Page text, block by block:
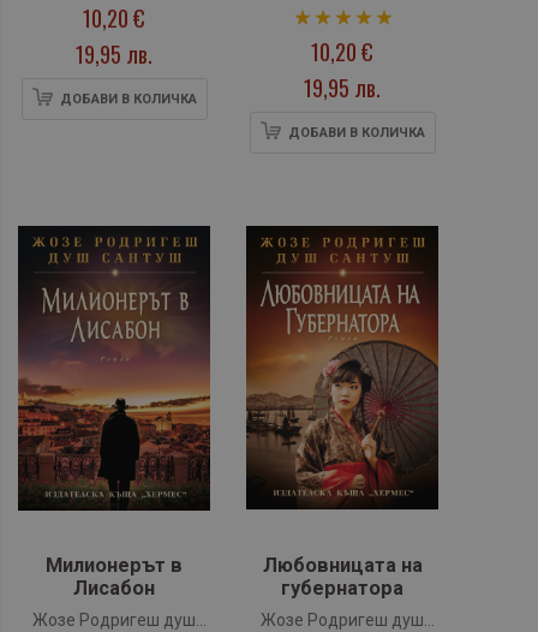
Сантуш
10,20 €
19,95 лв.
ДОБАВИ В КОЛИЧКА
Сантуш
рейтинг:
100%10,20 €
19,95 лв.
ДОБАВИ В КОЛИЧКА
Милионерът в
Лисабон
Жозе Родригеш душ
Любовницата на
губернатора
Жозе Родригеш душ